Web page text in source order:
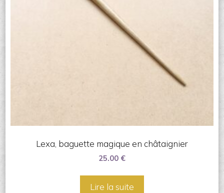
Lexa, baguette magique en châtaignier
25.00 €
Lire la suite